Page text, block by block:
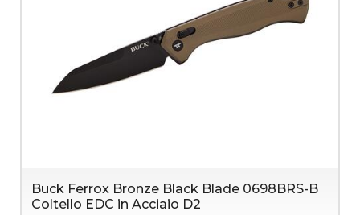
Buck Ferrox Bronze Black Blade 0698BRS-B
Coltello EDC in Acciaio D2